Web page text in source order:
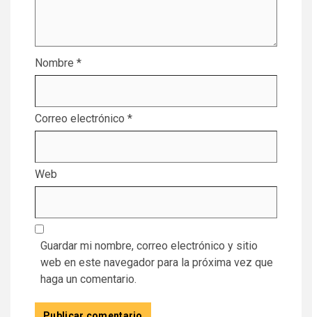
Nombre *
Correo electrónico *
Web
Guardar mi nombre, correo electrónico y sitio
web en este navegador para la próxima vez que
haga un comentario.